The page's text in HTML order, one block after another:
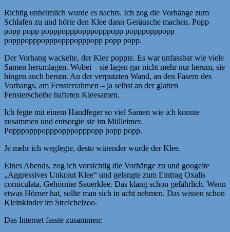
Richtig unheimlich wurde es nachts. Ich zog die Vorhänge zum
Schlafen zu und hörte den Klee dann Geräusche machen. Popp
popp popp popppopppopppopppopp popppopppopp
popppopppopppopppopppopp popp popp.
Der Vorhang wackelte, der Klee poppte. Es war unfassbar wie viele
Samen herumlagen. Wobei – sie lagen gar nicht mehr nur herum, sie
hingen auch herum. An der verputzten Wand, an den Fasern des
Vorhangs, am Fensterrahmen – ja selbst an der glatten
Fensterscheibe hafteten Kleesamen.
Ich fegte mit einem Handfeger so viel Samen wie ich konnte
zusammen und entsorgte sie im Mülleimer.
Popppopppopppopppopppopp popp popp.
Je mehr ich wegfegte, desto wütender wurde der Klee.
Eines Abends, zog ich vorsichtig die Vorhänge zu und googelte
„Aggressives Unkraut Klee“ und gelangte zum Eintrag Oxalis
corniculata. Gehörnter Sauerklee. Das klang schon gefährlich. Wenn
etwas Hörner hat, sollte man sich in acht nehmen. Das wissen schon
Kleinkinder im Streichelzoo.
Das Internet fasste zusammen: